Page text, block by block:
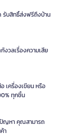
รับสิทธิ์ส่งฟรีถึงบ้าน
วลเรื่องความเสีย
เครื่องเขียน หรือ
ทุกชิ้น
ปัญหา คุณสามารถ
า